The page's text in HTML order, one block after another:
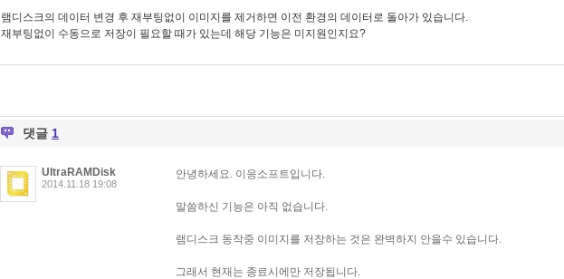
램디스크의 데이터 변경 후 재부팅없이 이미지를 제거하면 이전 환경의 데이터로 돌아가 있습니다.
재부팅없이 수동으로 저장이 필요할 때가 있는데 해당 기능은 미지원인지요?
댓글 1
UltraRAMDisk
2014.11.18 19:08
안녕하세요. 이응소프트입니다.
말씀하신 기능은 아직 없습니다.
램디스크 동작중 이미지를 저장하는 것은 완벽하지 안을수 있습니다.
그래서 현재는 종료시에만 저장됩니다.